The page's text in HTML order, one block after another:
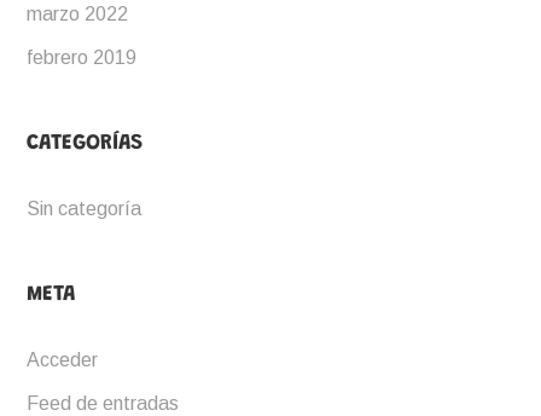
marzo 2022
febrero 2019
CATEGORÍAS
Sin categoría
META
Acceder
Feed de entradas